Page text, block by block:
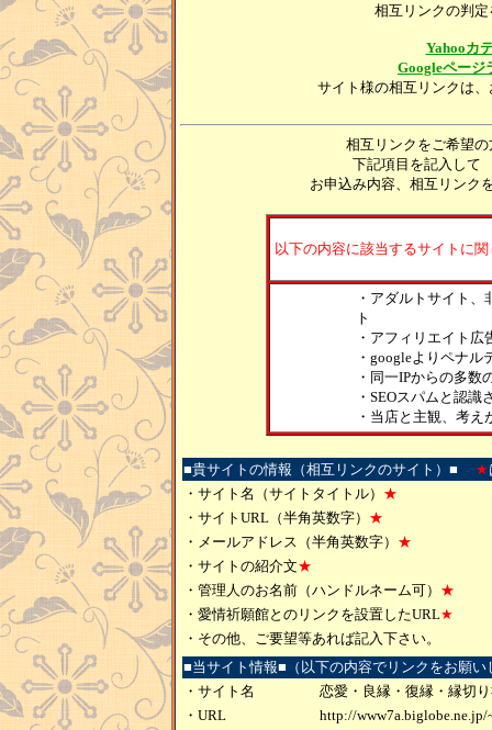
相互リンクの判
Yahooカ
Googleページ
サイト様の相互リンクは
相互リンクをご希望の
下記項目を記入し
お申込み内容、相互リンク
以下の内容に該当するサイトに
・アダルトサイト
ト
・アフィリエイト広
・googleよりペナル
・同一IPからの多数
・SEOスパムと認識
・当店と主観、考え
■貴サイトの情報（相互リンクのサイト）■ ★
・サイト名（サイトタイトル） ★
・サイトURL（半角英数字） ★
・メールアドレス（半角英数字） ★
・サイトの紹介文★
・管理人のお名前（ハンドルネーム可） ★
・愛情祈願館とのリンクを設置したURL★
・その他、ご要望等あれば記入下さい。
■当サイト情報■（以下の内容でリンクをお願い
・サイト名
恋愛・良縁・復縁・縁切
・URL
http://